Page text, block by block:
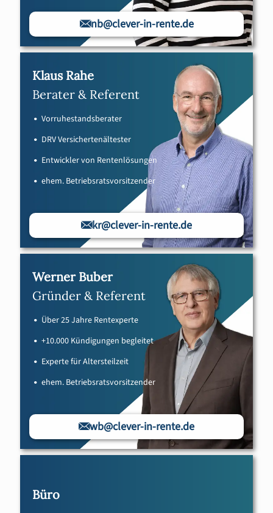
nb@clever-in-rente.de
Klaus Rahe
Berater & Referent
Vorruhestandsberater
DRV Versichertenältester
Entwickler von Rentenlösungen
ehem. Betriebsratsvorsitzender
kr@clever-in-rente.de
Werner Buber
Gründer & Referent
Über 25 Jahre Rentexperte
+10.000 Kündigungen begleitet
Experte für Altersteilzeit
ehem. Betriebsratsvorsitzender
wb@clever-in-rente.de
Büro